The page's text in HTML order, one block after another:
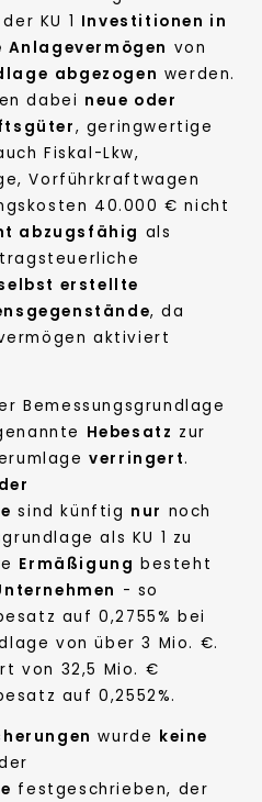
KU 1 Investitionen in
von
abgezogen werden.
dabei neue oder
, geringwertige
Fiskal-Lkw,
Vorführkraftwagen
40.000 € nicht
abzugsfähig als
erstellte
, da
aktiviert
Bemessungsgrundlage
Hebesatz zur
verringert.
sind künftig nur noch
als KU 1 zu
Ermäßigung besteht
- so
auf 0,2755% bei
von über 3 Mio. €.
von 32,5 Mio. €
auf 0,2552%.
wurde keine
festgeschrieben, der